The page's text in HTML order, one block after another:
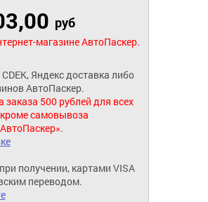
руб
магазине АвтоПаскер.
Яндекс доставка либо
АвтоПаскер.
500 рублей для всех
самовывоза
получении, картами VISA
переводом.